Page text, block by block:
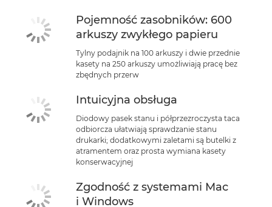
Pojemność zasobników: 600
arkuszy zwykłego papieru
Tylny podajnik na 100 arkuszy i dwie przednie
kasety na 250 arkuszy umożliwiają pracę bez
zbędnych przerw
Intuicyjna obsługa
Diodowy pasek stanu i półprzezroczysta taca
odbiorcza ułatwiają sprawdzanie stanu
drukarki; dodatkowymi zaletami są butelki z
atramentem oraz prosta wymiana kasety
konserwacyjnej
Zgodność z systemami Mac
i Windows